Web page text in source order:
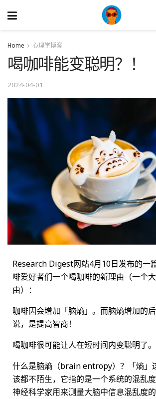
Home 心理学博客
喝咖啡能变聪明？！
2024-04-01
Research Digest网站4月10日发布的一
啡爱好者们一个喝咖啡的新理由（一个
由）：
咖啡因会增加「脑熵」。而脑熵增加的
说，是提高智商！
喝咖啡很可能让人在短时间内变聪明了。
什么是脑熵（brain entropy）？「熵」
该都不陌生，它指的是一个系统的混乱
神经科学家用来测量大脑中信息混乱度